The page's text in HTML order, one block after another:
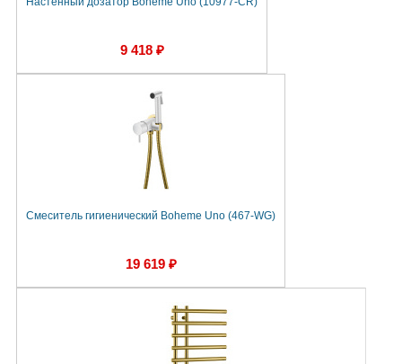
9 418 ₽
Смеситель гигиенический Boheme Uno (467-WG)
19 619 ₽